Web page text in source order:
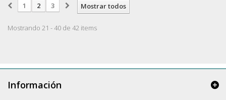
Mostrar todos
1 2 3
Mostrando 21 - 40 de 42 items
Información